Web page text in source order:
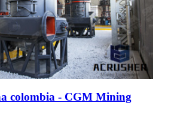
colombia - CGM Mining